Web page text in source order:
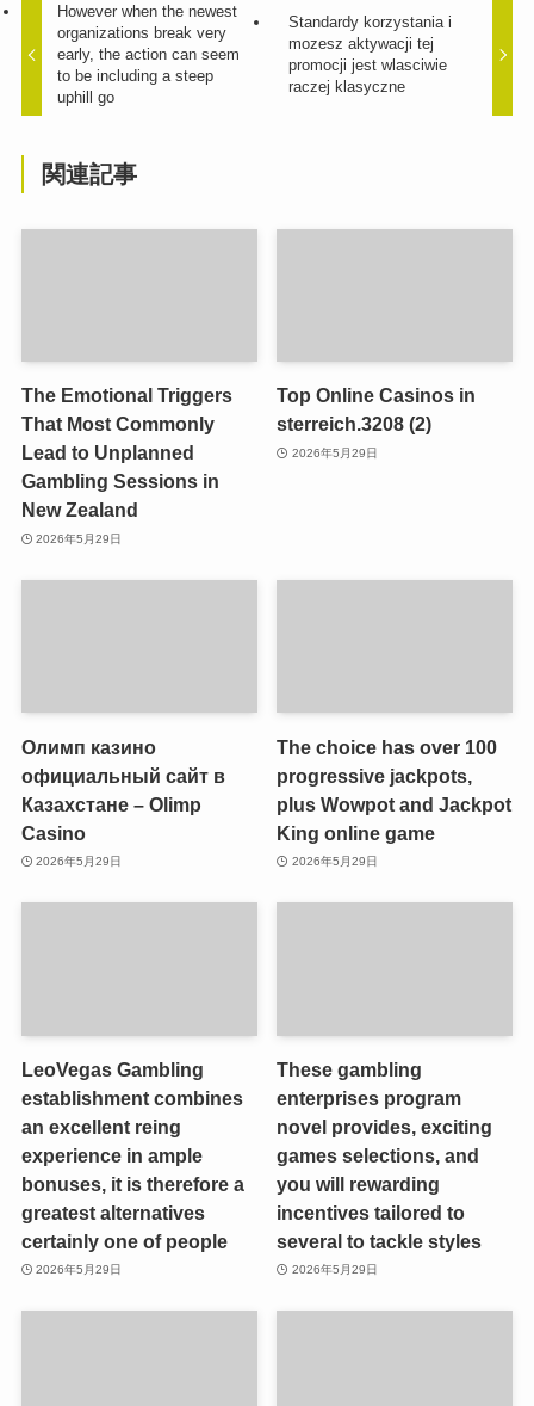
However when the newest
organizations break very
early, the action can seem
to be including a steep
uphill go
Standardy korzystania i
mozesz aktywacji tej
promocji jest wlasciwie
raczej klasyczne
関連記事
The Emotional Triggers
That Most Commonly
Lead to Unplanned
Gambling Sessions in
New Zealand
2026年5月29日
Top Online Casinos in
sterreich.3208 (2)
2026年5月29日
Олимп казино
официальный сайт в
Казахстане – Olimp
Casino
2026年5月29日
The choice has over 100
progressive jackpots,
plus Wowpot and Jackpot
King online game
2026年5月29日
LeoVegas Gambling
establishment combines
an excellent reing
experience in ample
bonuses, it is therefore a
greatest alternatives
certainly one of people
2026年5月29日
These gambling
enterprises program
novel provides, exciting
games selections, and
you will rewarding
incentives tailored to
several to tackle styles
2026年5月29日